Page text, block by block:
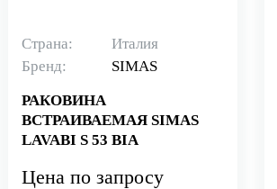
Страна:
Италия
Бренд:
SIMAS
РАКОВИНА
ВСТРАИВАЕМАЯ SIMAS
LAVABI S 53 BIA
Цена по запросу